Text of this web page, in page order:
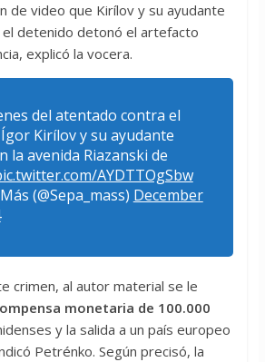
de video que Kirílov y su ayudante
el detenido detonó el artefacto
explicó la vocera.
del atentado contra el
Kirílov y su ayudante
la avenida Riazanski de
AYDTTOgSbw
(@Sepa_mass) December
crimen, al autor material se le
monetaria de 100.000
y la salida a un país europeo
Petrénko. Según precisó, la